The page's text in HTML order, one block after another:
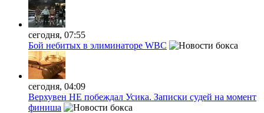
сегодня, 07:55
Бой небитых в элиминаторе WBC
сегодня, 04:09
Верхувен НЕ побеждал Усика. Записки судей на момент
финиша